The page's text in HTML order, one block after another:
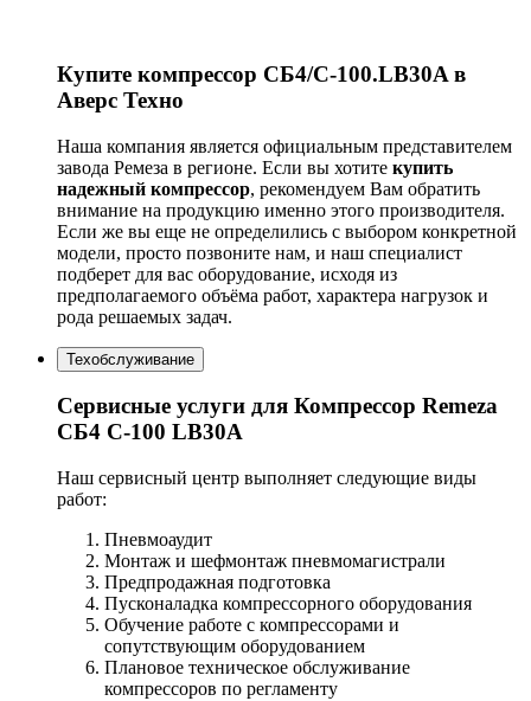
Купите компрессор СБ4/С-100.LB30A в
Аверс Техно
Наша компания является официальным представителем
завода Ремеза в регионе. Если вы хотите купить
надежный компрессор, рекомендуем Вам обратить
внимание на продукцию именно этого производителя.
Если же вы еще не определились с выбором конкретной
модели, просто позвоните нам, и наш специалист
подберет для вас оборудование, исходя из
предполагаемого объёма работ, характера нагрузок и
рода решаемых задач.
Техобслуживание
Сервисные услуги для Компрессор Remeza
СБ4 С-100 LB30A
Наш сервисный центр выполняет следующие виды
работ:
Пневмоаудит
Монтаж и шефмонтаж пневмомагистрали
Предпродажная подготовка
Пусконаладка компрессорного оборудования
Обучение работе с компрессорами и
сопутствующим оборудованием
Плановое техническое обслуживание
компрессоров по регламенту